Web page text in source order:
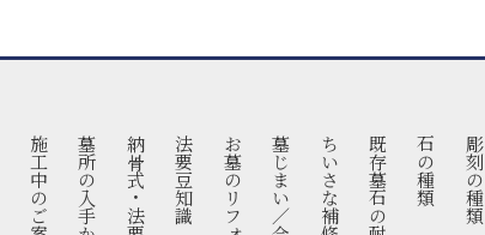
施工中のご案内 法要豆知識 お墓のリフォーム 石の種類 彫刻の種類